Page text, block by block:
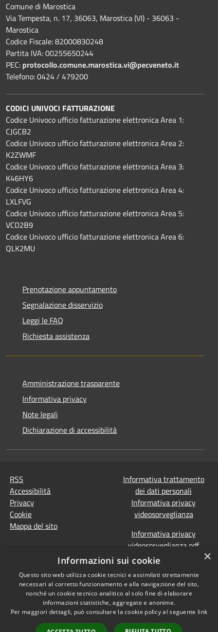
Comune di Marostica
Via Tempesta, n. 17, 36063, Marostica (VI) - 36063 -
Marostica
Codice Fiscale: 82000830248
Partita IVA: 00255650244
PEC: protocollo.comune.marostica.vi@pecveneto.it
Telefono: 0424 / 479200
CODICI UNIVOCI FATTURAZIONE
Codice Univoco ufficio fatturazione elettronica Area 1:
CJGCB2
Codice Univoco ufficio fatturazione elettronica Area 2:
K2ZWMF
Codice Univoco ufficio fatturazione elettronica Area 3:
K46HY6
Codice Univoco ufficio fatturazione elettronica Area 4:
LXLFVG
Codice Univoco ufficio fatturazione elettronica Area 5:
VCD2B9
Codice Univoco ufficio fatturazione elettronica Area 6:
QLK2MU
Prenotazione appuntamento
Segnalazione disservizio
Leggi le FAQ
Richiesta assistenza
Amministrazione trasparente
Informativa privacy
Note legali
Dichiarazione di accessibilità
RSS
Accessibilità
Privacy
Cookie
Mappa del sito
Informativa trattamento
dei dati personali
Informativa privacy
videosorveglianza
Informativa privacy
videosorveglianza pdf
Dichiarazione di
Obiettivi accessibilità
Prevenzione della
corruzione - Segnalazione
di illeciti(Whistleblowing)
Statistiche Web
×
Informazioni sui cookie
Questo sito web utilizza cookie tecnici e assimilati strettamente
necessari al corretto funzionamento e alla navigazione del sito,
nonché un cookie tecnico analitico al solo fine di elaborare
informazioni statistiche, aggregate e anonime.
Per maggiori dettagli, può consultare la cookie policy al seguente link